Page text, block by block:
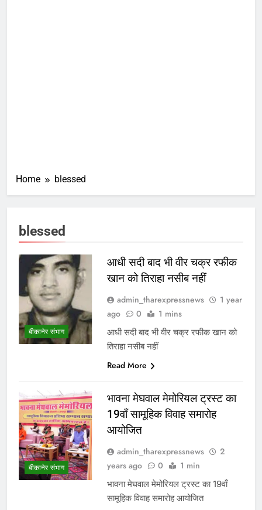
Home blessed
blessed
बीकानेर संभाग
आधी सदी बाद भी वीर चक्र रफीक
खान को तिराहा नसीब नहीं
admin_tharexpressnews
1 year
ago
0 1 mins
आधी सदी बाद भी वीर चक्र रफीक खान को
तिराहा नसीब नहीं
Read More
बीकानेर संभाग
भावना मेघवाल मेमोरियल ट्रस्ट का
19वाँ सामूहिक विवाह समारोह
आयोजित
admin_tharexpressnews
2
years ago
0 1 min
भावना मेघवाल मेमोरियल ट्रस्ट का 19वाँ
सामूहिक विवाह समारोह आयोजित